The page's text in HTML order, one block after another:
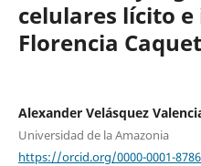
celulares lícito
Florencia
Alexander Velásquez
Universidad de la Amazonia
https://orcid.org/0000-0001-